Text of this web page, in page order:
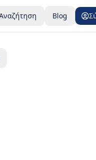
Blog